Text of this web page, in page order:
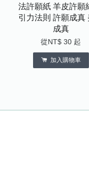
法許願紙 羊皮許願
引力法則 許願成真
成真
從NT$ 30 起
加入購物車